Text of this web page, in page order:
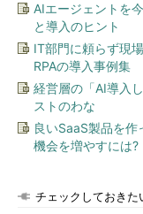
AIエージェントを
と導入のヒント
IT部門に頼らず現
RPAの導入事例集
経営層の「AI導入
ストのわな
良いSaaS製品を
機会を増やすには?
チェックしておきた